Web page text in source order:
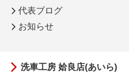
代表ブログ
お知らせ
洗車工房 姶良店(あいら)